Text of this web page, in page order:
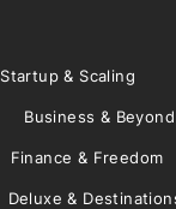
Startup & Scaling
Business & Beyond
Finance & Freedom
Deluxe &